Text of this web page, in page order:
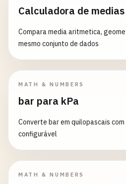
Calculadora de medias
Compara media aritmetica,
mesmo conjunto de dados
MATH & NUMBERS
bar para kPa
Converte bar em quilopascais
configurável
MATH & NUMBERS